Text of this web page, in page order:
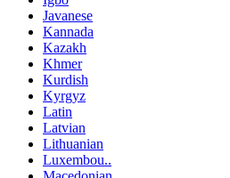
Javanese
Kannada
Kazakh
Khmer
Kurdish
Kyrgyz
Latin
Latvian
Lithuanian
Luxembou..